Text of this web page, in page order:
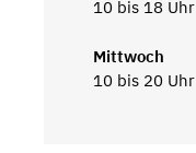
10 bis 18 Uhr
Mittwoch
10 bis 20 Uhr